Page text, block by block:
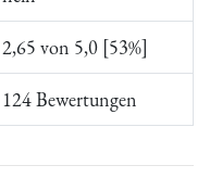
2,65 von 5,0 [53%]
124 Bewertungen